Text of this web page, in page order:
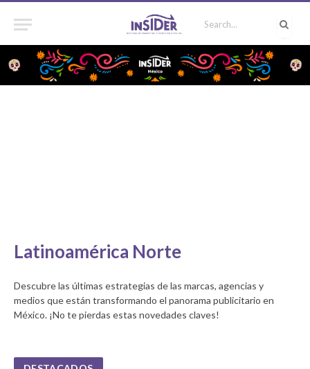
Latinoamérica Norte
Descubre las últimas estrategias de las marcas, agencias y
medios que están transformando el panorama publicitario en
México. ¡No te pierdas estas novedades claves!